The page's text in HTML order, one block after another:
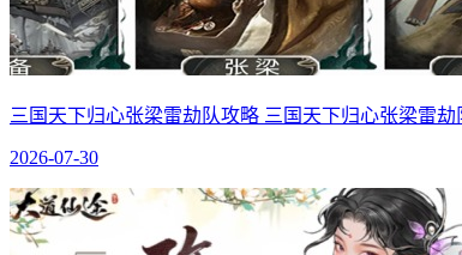
三国天下归心张梁雷劫队攻略 三国天下归心张梁雷劫
2026-07-30